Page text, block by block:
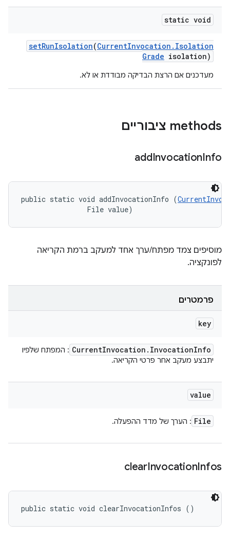
static void
setRunIsolation(CurrentInvocation . Isolation
Grade isolation)
מעדכנים אם הרצת הבדיקה מבודדת או לא.
‫methods ציבוריים
addInvocationInfo
public static void addInvocationInfo (
                File value)
מוסיפים צמד מפתח/ערך אחד למעקב ברמת הקריאה
לפונקציה.
פרמטרים
key
CurrentInvocation . InvocationInfo
: המפתח שלפיו
יתבצע מעקב אחר פרטי הקריאה.
value
File : הערך של מדד ההפעלה.
clearInvocationInfos
public static void clearInvocationInfos ()